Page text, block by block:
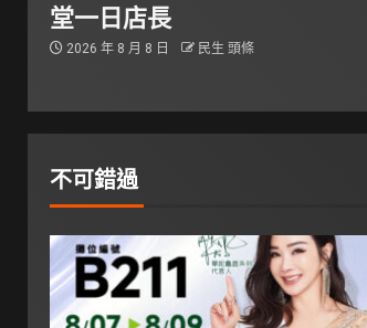
堂一日店長
2026 年 8 月 8 日 民生 頭條
不可錯過